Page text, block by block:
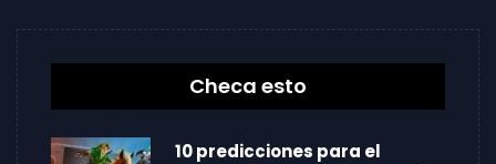
Checa esto
10 predicciones para el